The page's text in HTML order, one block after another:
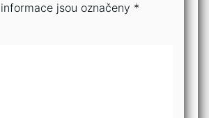
jsou označeny *